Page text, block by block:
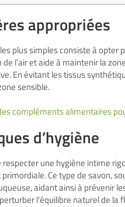
appropriées
plus simples consiste à
l’air et aide à maintenir la
En évitant les tissus
sensible.
compléments alimentaires
d’hygiène
une hygiène intime
Ce type de savon,
aidant ainsi à prévenir
l’équilibre naturel de la